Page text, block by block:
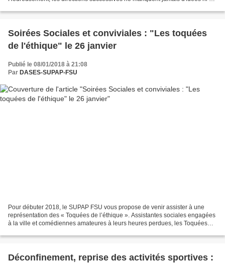
Soirées Sociales et conviviales : "Les toquées
de l'éthique" le 26 janvier
Publié le 08/01/2018 à 21:08
Par DASES-SUPAP-FSU
Pour débuter 2018, le SUPAP FSU vous propose de venir assister à une
représentation des « Toquées de l’éthique ». Assistantes sociales engagées
à la ville et comédiennes amateures à leurs heures perdues, les Toquées
Déconfinement, reprise des activités sportives :